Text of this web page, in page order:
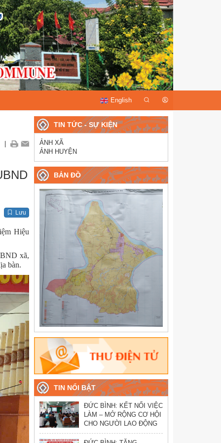
English
Lưu
Hiệu
xã,
bàn.
TIN TỨC - SỰ KIỆN
ẢNH XÃ
ẢNH HUYỆN
BẢN ĐỒ
TIN NỔI BẬT
ĐỨC BÌNH: KẾT NỐI VIỆC
LÀM – MỞ RỘNG CƠ HỘI
CHO NGƯỜI LAO ĐỘNG